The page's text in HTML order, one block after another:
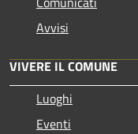
Avvisi
VIVERE IL COMUNE
Luoghi
Eventi